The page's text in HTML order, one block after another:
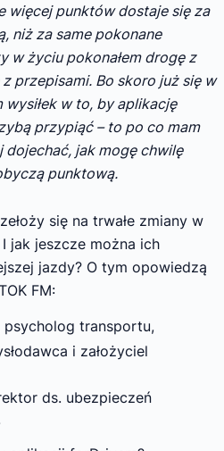
więcej punktów dostaje się za
niż za same pokonane
w życiu pokonałem drogę z
przepisami. Bo skoro już się w
wysiłek w to, by aplikację
przypiąć – to po co mam
dojechać, jak mogę chwilę
punktową.
się na trwałe zmiany w
jak jeszcze można ich
jazdy? O tym opowiedzą
FM:
psycholog transportu,
i założyciel
ds. ubezpieczeń